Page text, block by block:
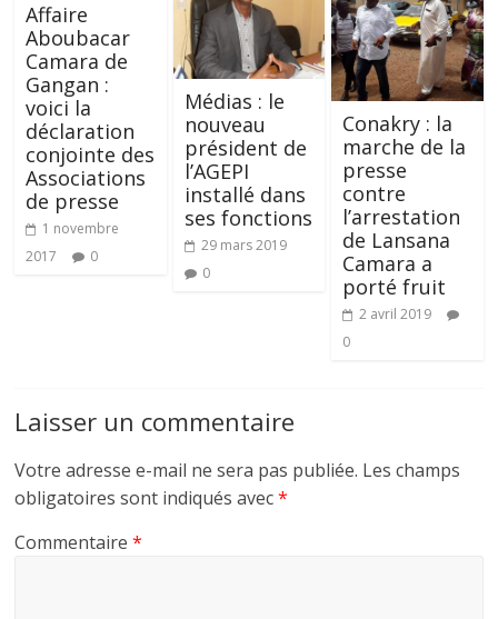
Affaire
Aboubacar
Camara de
Gangan :
voici la
déclaration
conjointe des
Associations
de presse
1 novembre
2017
0
Médias : le
nouveau
président de
l’AGEPI
installé dans
ses fonctions
29 mars 2019
0
Conakry : la
marche de la
presse
contre
l’arrestation
de Lansana
Camara a
porté fruit
2 avril 2019
0
Laisser un commentaire
Votre adresse e-mail ne sera pas publiée. Les champs
obligatoires sont indiqués avec*
Commentaire*